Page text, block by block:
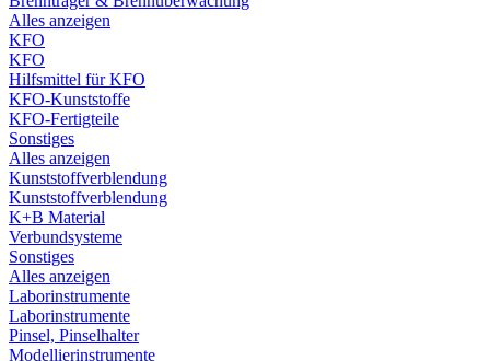
Alles anzeigen
KFO
KFO
Hilfsmittel für KFO
KFO-Kunststoffe
KFO-Fertigteile
Sonstiges
Alles anzeigen
Kunststoffverblendung
Kunststoffverblendung
K+B Material
Verbundsysteme
Sonstiges
Alles anzeigen
Laborinstrumente
Laborinstrumente
Pinsel, Pinselhalter
Modellierinstrumente